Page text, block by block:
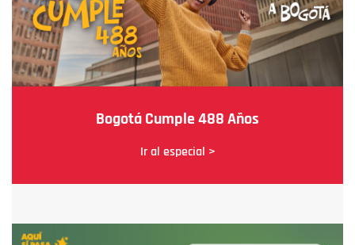
Bogotá Cumple 488 Años
Ir al especial >